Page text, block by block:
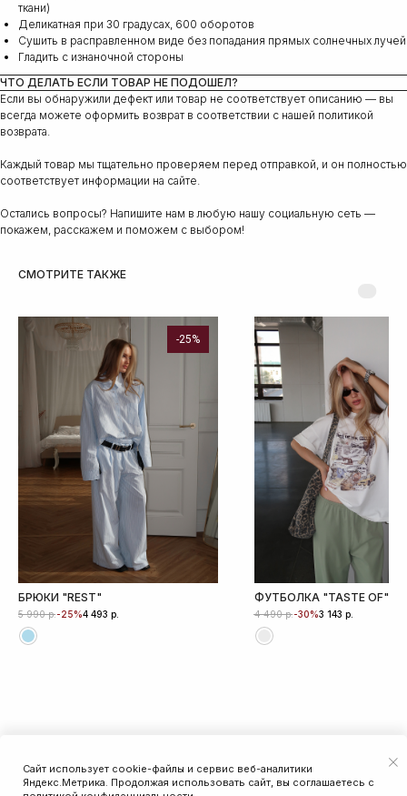
Сайт использует cookie-файлы и сервис веб-аналитики
Яндекс.Метрика. Продолжая использовать сайт, вы соглашаетесь с
ДОБАВИТЬ В КОРЗИНУ
ткани)
Деликатная при 30 градусах, 600 оборотов
Сушить в расправленном виде без попадания прямых солнечных лучей
Гладить с изнаночной стороны
ЧТО ДЕЛАТЬ ЕСЛИ ТОВАР НЕ ПОДОШЕЛ?
Если вы обнаружили дефект или товар не соответствует описанию — вы
всегда можете оформить возврат в соответствии с нашей политикой
возврата.
Каждый товар мы тщательно проверяем перед отправкой, и он полностью
соответствует информации на сайте.
Остались вопросы? Напишите нам в любую нашу социальную сеть —
покажем, расскажем и поможем с выбором!
СМОТРИТЕ ТАКЖЕ
-25%
БРЮКИ "REST"
4 493 р.
5 990 р.-25%
ФУТБОЛКА "TASTE OF"
3 143 р.
4 490 р.-30%